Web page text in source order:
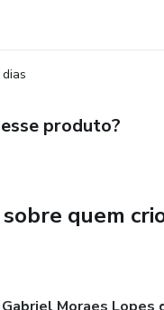
produto?
quem